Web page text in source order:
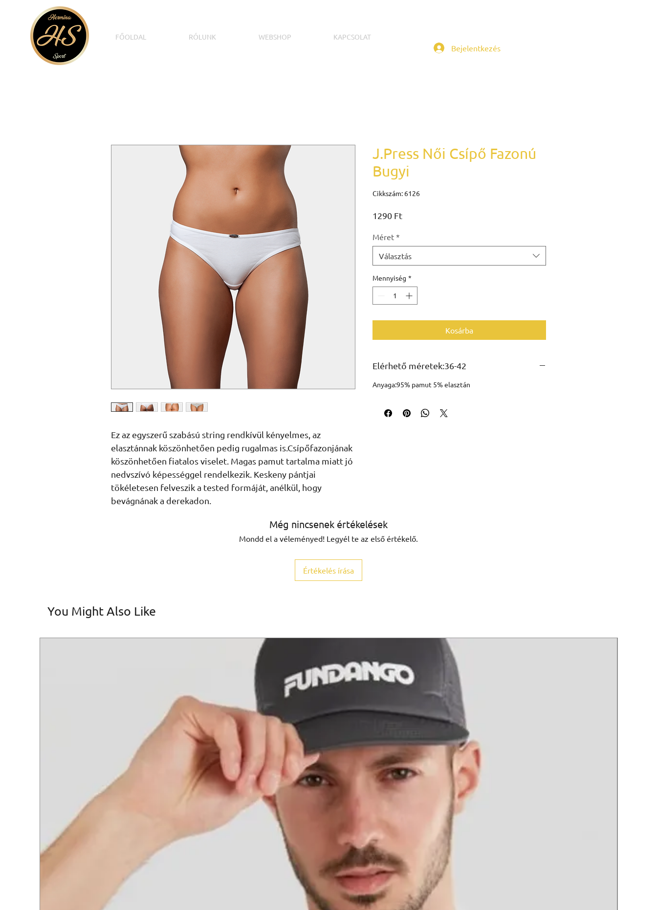
FŐOLDAL RÓLUNK WEBSHOP KAPCSOLAT
Bejelentkezés
Ez az egyszerű szabású string rendkívül kényelmes, az
elasztánnak köszönhetően pedig rugalmas is.Csípőfazonjának
köszönhetően fiatalos viselet. Magas pamut tartalma miatt jó
nedvszívó képességgel rendelkezik. Keskeny pántjai
tökéletesen felveszik a tested formáját, anélkül, hogy
bevágnának a derekadon.
J.Press Női Csípő Fazonú
Bugyi
Cikkszám: 6126
1290 FtÁr
Méret *
Választás
Mennyiség *
Kosárba
Elérhető méretek:36-42
Anyaga:95% pamut 5% elasztán
Még nincsenek értékelések
Mondd el a véleményed! Legyél te az első értékelő.
Értékelés írása
You Might Also Like